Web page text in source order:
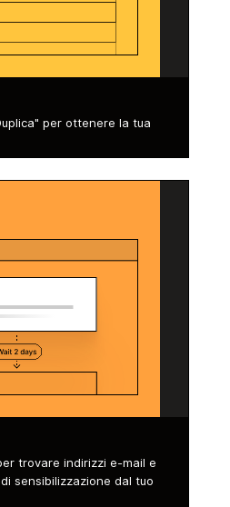
per ottenere la tua
trovare indirizzi e-mail e
sensibilizzazione dal tuo